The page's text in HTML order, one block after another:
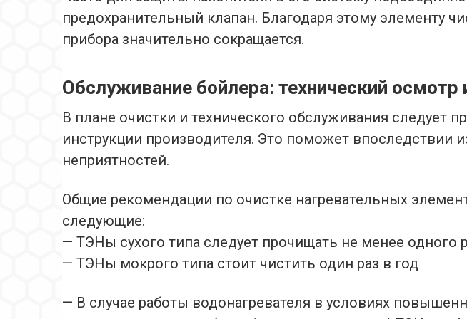
предохранительный клапан. Благодаря этому элементу
прибора значительно сокращается.
Обслуживание бойлера: технический осмотр
В плане очистки и технического обслуживания следует
инструкции производителя. Это поможет впоследствии
неприятностей.
Общие рекомендации по очистке нагревательных
следующие:
— ТЭНы сухого типа следует прочищать не менее одного
— ТЭНы мокрого типа стоит чистить один раз в год
— В случае работы водонагревателя в условиях